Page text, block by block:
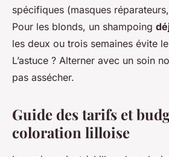
spécifiques (masques
Pour les blonds, un shampoing
les deux ou trois semaines évite
L’astuce ? Alterner avec un soin
pas assécher.
Guide des tarifs et
coloration lilloise